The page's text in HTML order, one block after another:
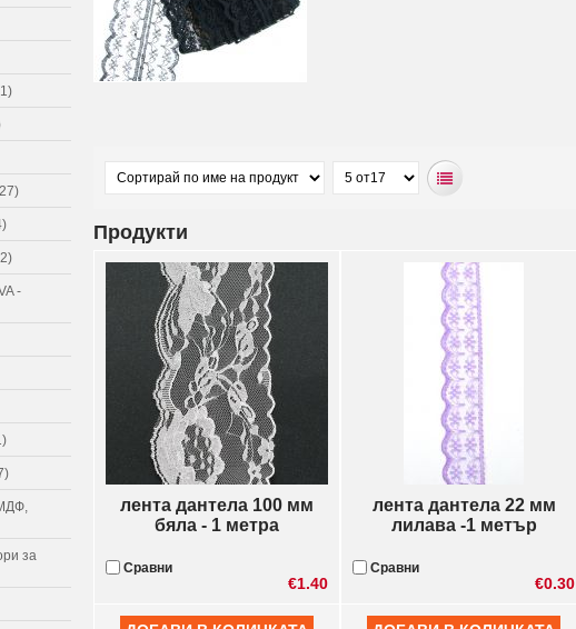
-
за
Продукти
лента дантела 100 мм
бяла - 1 метра
лента дантела 22 мм
лилава -1 метър
Сравни
€1.40
Сравни
€0.30